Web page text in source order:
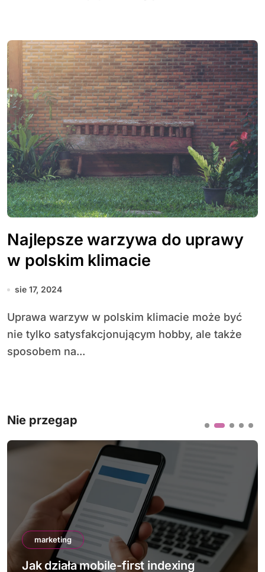
Najlepsze warzywa do uprawy
w polskim klimacie
sie 17, 2024
Uprawa warzyw w polskim klimacie może być
nie tylko satysfakcjonującym hobby, ale także
sposobem na...
Nie przegap
marketing
Jak działa mobile-first indexing